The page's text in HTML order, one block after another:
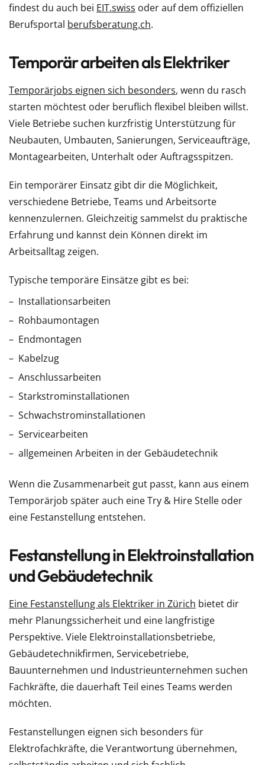
findest du auch bei EIT.swiss oder auf dem offiziellen
Berufsportal berufsberatung.ch.
Temporär arbeiten als Elektriker
Temporärjobs eignen sich besonders, wenn du rasch
starten möchtest oder beruflich flexibel bleiben willst.
Viele Betriebe suchen kurzfristig Unterstützung für
Neubauten, Umbauten, Sanierungen, Serviceaufträge,
Montagearbeiten, Unterhalt oder Auftragsspitzen.
Ein temporärer Einsatz gibt dir die Möglichkeit,
verschiedene Betriebe, Teams und Arbeitsorte
kennenzulernen. Gleichzeitig sammelst du praktische
Erfahrung und kannst dein Können direkt im
Arbeitsalltag zeigen.
Typische temporäre Einsätze gibt es bei:
Installationsarbeiten
Rohbaumontagen
Endmontagen
Kabelzug
Anschlussarbeiten
Starkstrominstallationen
Schwachstrominstallationen
Servicearbeiten
allgemeinen Arbeiten in der Gebäudetechnik
Wenn die Zusammenarbeit gut passt, kann aus einem
Temporärjob später auch eine Try & Hire Stelle oder
eine Festanstellung entstehen.
Festanstellung in Elektroinstallation
und Gebäudetechnik
Eine Festanstellung als Elektriker in Zürich bietet dir
mehr Planungssicherheit und eine langfristige
Perspektive. Viele Elektroinstallationsbetriebe,
Gebäudetechnikfirmen, Servicebetriebe,
Bauunternehmen und Industrieunternehmen suchen
Fachkräfte, die dauerhaft Teil eines Teams werden
möchten.
Festanstellungen eignen sich besonders für
Elektrofachkräfte, die Verantwortung übernehmen,